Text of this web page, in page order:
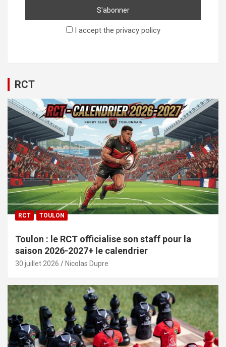
I accept the privacy policy
RCT
RCT TOULON
Toulon : le RCT officialise son staff pour la
saison 2026-2027+ le calendrier
30 juillet 2026 Nicolas Dupre